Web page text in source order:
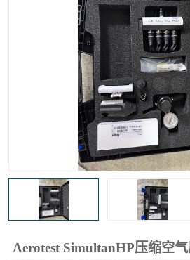
Aerotest SimultanHP压缩空
输液泵分析仪 X